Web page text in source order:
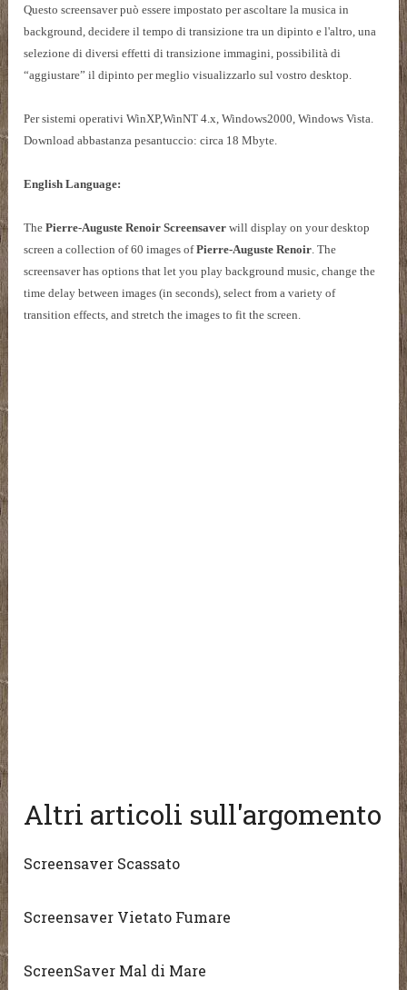
Questo screensaver può essere impostato per ascoltare la musica in
background, decidere il tempo di transizione tra un dipinto e l'altro, una
selezione di diversi effetti di transizione immagini, possibilità di
“aggiustare” il dipinto per meglio visualizzarlo sul vostro desktop.
Per sistemi operativi WinXP,WinNT 4.x, Windows2000, Windows Vista.
Download abbastanza pesantuccio: circa 18 Mbyte.
English Language:
ThePierre-Auguste Renoir Screensaverwill display on your desktop
screen a collection of 60 images ofPierre-Auguste Renoir. The
screensaver has options that let you play background music, change the
time delay between images (in seconds), select from a variety of
transition effects, and stretch the images to fit the screen.
Altri articoli sull'argomento
Screensaver Scassato
Screensaver Vietato Fumare
ScreenSaver Mal di Mare